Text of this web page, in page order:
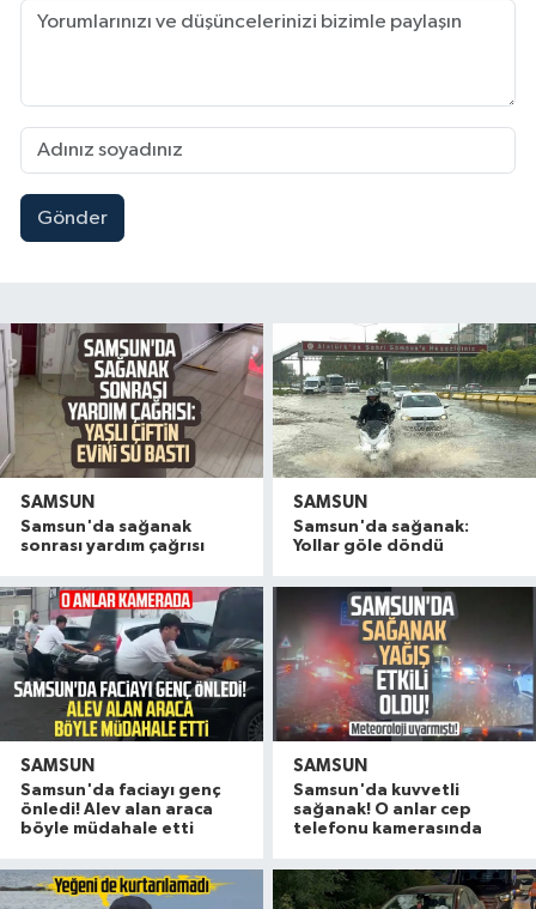
Gönder
SAMSUN
Samsun'da sağanak
sonrası yardım çağrısı
SAMSUN
Samsun'da sağanak:
Yollar göle döndü
SAMSUN
Samsun'da faciayı genç
önledi! Alev alan araca
böyle müdahale etti
SAMSUN
Samsun'da kuvvetli
sağanak! O anlar cep
telefonu kamerasında